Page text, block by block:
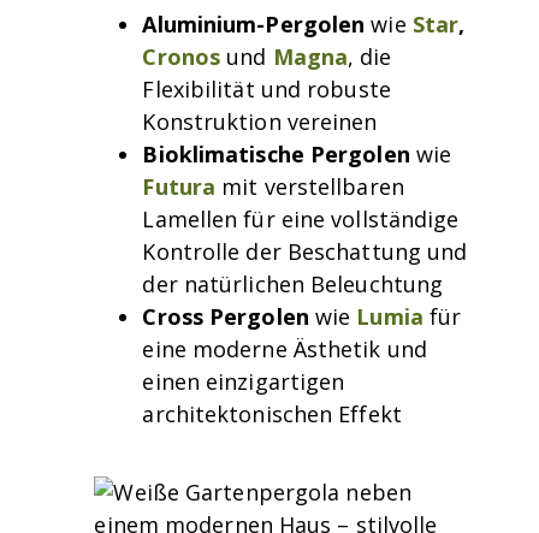
Aluminium-Pergolen wie Star,
Cronos und Magna, die
Flexibilität und robuste
Konstruktion vereinen
Bioklimatische Pergolen wie
Futura mit verstellbaren
Lamellen für eine vollständige
Kontrolle der Beschattung und
der natürlichen Beleuchtung
Cross Pergolen wie Lumia für
eine moderne Ästhetik und
einen einzigartigen
architektonischen Effekt